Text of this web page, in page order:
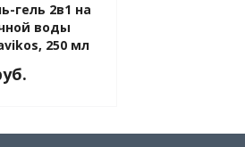
гель 2в1 на
воды
250 мл